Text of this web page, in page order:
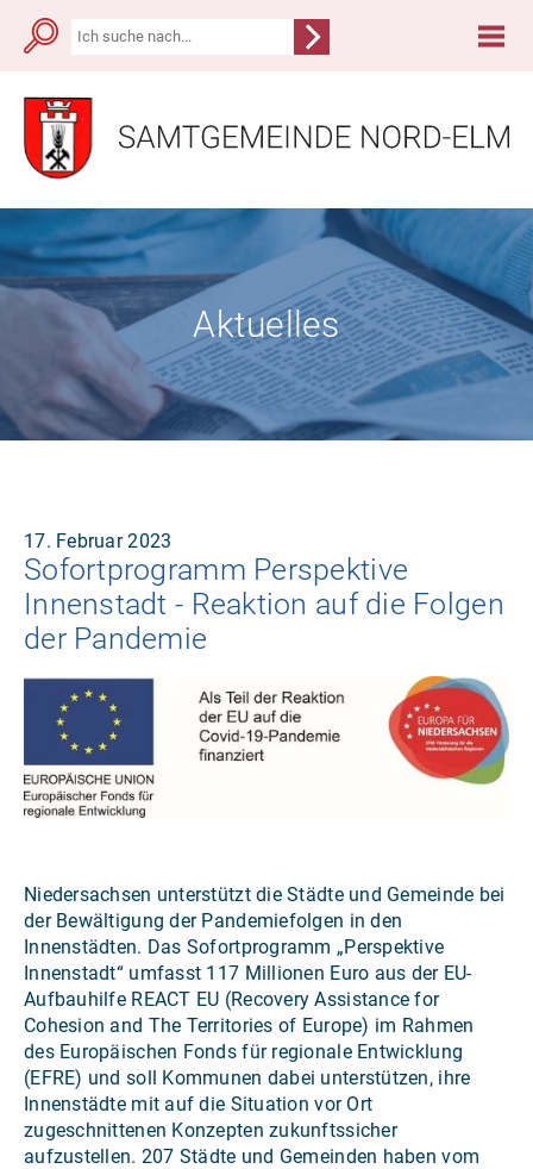
Aktuelles
17. Februar 2023
Sofortprogramm Perspektive
Innenstadt - Reaktion auf die Folgen
der Pandemie
Niedersachsen unterstützt die Städte und Gemeinde bei
der Bewältigung der Pandemiefolgen in den
Innenstädten. Das Sofortprogramm „Perspektive
Innenstadt“ umfasst 117 Millionen Euro aus der EU-
Aufbauhilfe REACT EU (Recovery Assistance for
Cohesion and The Territories of Europe) im Rahmen
des Europäischen Fonds für regionale Entwicklung
(EFRE) und soll Kommunen dabei unterstützen, ihre
Innenstädte mit auf die Situation vor Ort
zugeschnittenen Konzepten zukunftssicher
aufzustellen. 207 Städte und Gemeinden haben vom